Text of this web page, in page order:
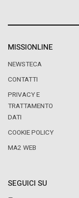
MISSIONLINE
NEWSTECA
CONTATTI
PRIVACY E
TRATTAMENTO
DATI
COOKIE POLICY
MA2 WEB
SEGUICI SU